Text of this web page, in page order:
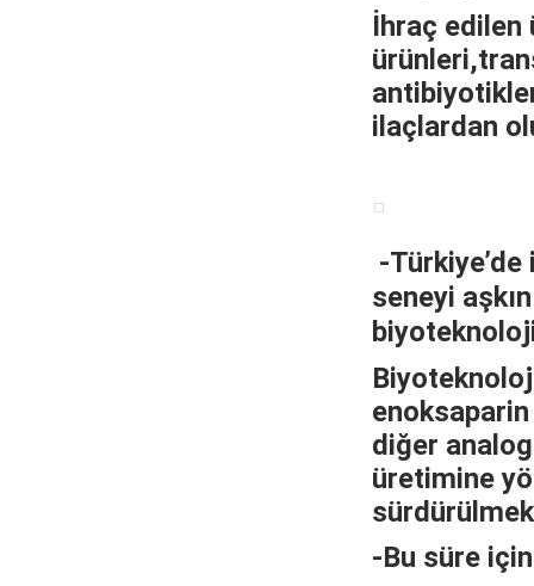
İhraç edilen
ilaçlardan
-
seneyi
diğer
üretimine
-Bu süre